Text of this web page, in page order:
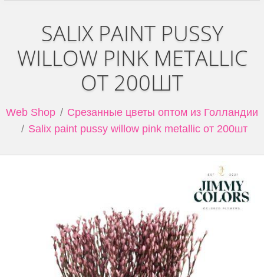
SALIX PAINT PUSSY
WILLOW PINK METALLIC
ОТ 200ШТ
Web Shop
Срезанные цветы оптом из Голландии
Salix paint pussy willow pink metallic от 200шт